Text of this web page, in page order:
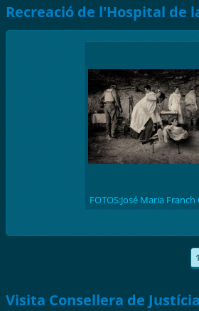
Recreació de l'Hospital de
FOTOS:José Maria Franch
1
Visita Consellera de Justícia